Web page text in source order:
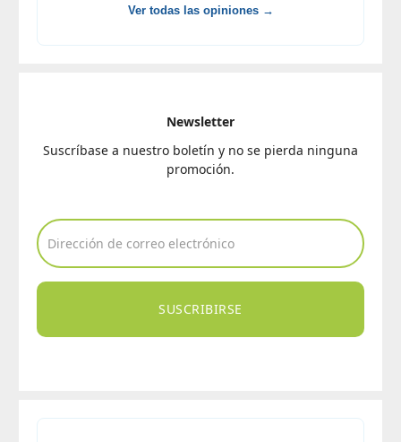
Ver todas las opiniones →
Newsletter
Suscríbase a nuestro boletín y no se pierda ninguna
promoción.
SUSCRIBIRSE